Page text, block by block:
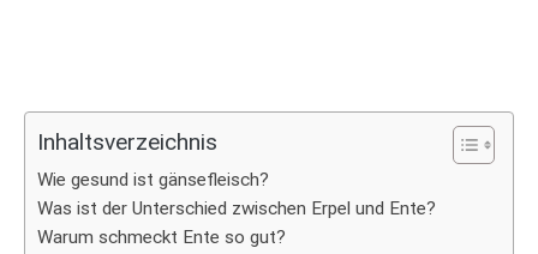
Inhaltsverzeichnis
Wie gesund ist gänsefleisch?
Was ist der Unterschied zwischen Erpel und Ente?
Warum schmeckt Ente so gut?